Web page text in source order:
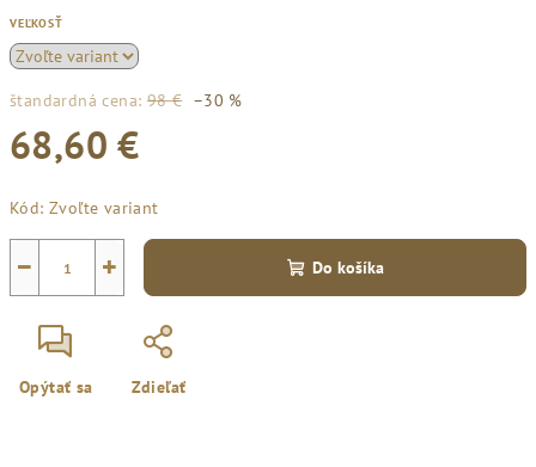
VEĽKOSŤ
štandardná cena: 98 € –30 %
68,60 €
cena:
Kód: Zvoľte variant
+
− Do košíka
Opýtať sa Zdieľať